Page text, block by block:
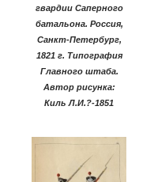
гвардии Саперного
батальона. Россия,
Санкт-Петербург,
1821 г. Типография
Главного штаба.
Автор рисунка:
Киль Л.И.?-1851